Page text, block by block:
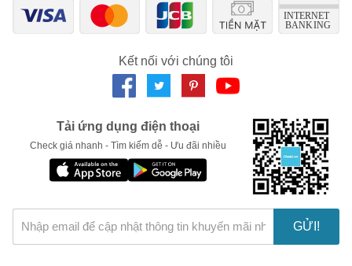
Kết nối với chúng tôi
Tải ứng dụng điện thoại
Check giá nhanh - Tìm kiếm dễ - Ưu đãi nhiều
GỬI!